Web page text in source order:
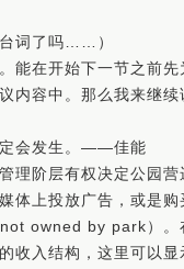
词了吗……）
能在开始下一节之前
内容中。那么我来继续
定会发生。——佳能
理阶层有权决定公园
体上投放广告，或是
owned by park）。
收入结构，这里可以